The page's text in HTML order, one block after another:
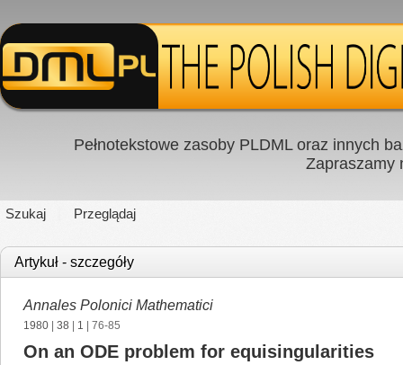
Pełnotekstowe zasoby PLDML oraz innych
Zapraszamy
Szukaj Przeglądaj
Artykuł - szczegóły
Annales Polonici Mathematici
1980 38 1 | 76-85
On an ODE problem for equisingularities